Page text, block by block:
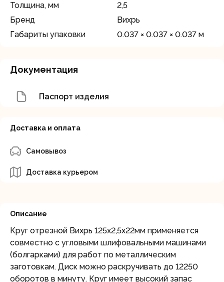
Толщина, мм
2,5
Бренд
Вихрь
Габариты упаковки
0.037 × 0.037 × 0.037 м
Документация
Паспорт изделия
Доставка и оплата
Самовывоз
Доставка курьером
Описание
Круг отрезной Вихрь 125х2,5х22мм применяется
совместно с угловыми шлифовальными машинами
(болгарками) для работ по металлическим
заготовкам. Диск можно раскручивать до 12250
оборотов в минуту. Круг имеет высокий запас